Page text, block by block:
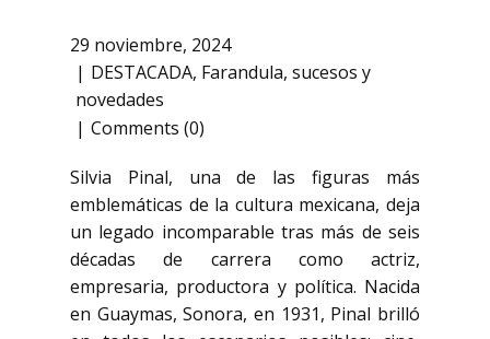
29 noviembre, 2024
DESTACADA, Farandula, sucesos y
novedades
Comments (0)
Silvia Pinal, una de las figuras más
emblemáticas de la cultura mexicana, deja
un legado incomparable tras más de seis
décadas de carrera como actriz,
empresaria, productora y política. Nacida
en Guaymas, Sonora, en 1931, Pinal brilló